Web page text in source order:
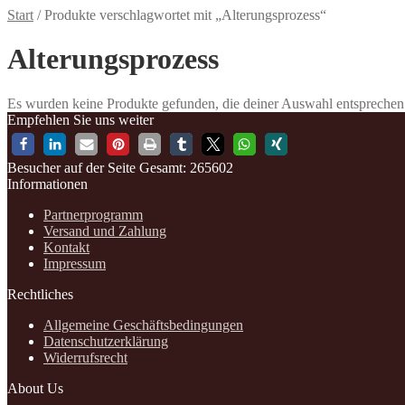
Start /Produkte verschlagwortet mit „Alterungsprozess“
Alterungsprozess
Es wurden keine Produkte gefunden, die deiner Auswahl
Empfehlen Sie uns weiter
Besucher auf der Seite Gesamt: 265602
Informationen
Partnerprogramm
Versand und Zahlung
Kontakt
Impressum
Rechtliches
Allgemeine Geschäftsbedingungen
Datenschutzerklärung
Widerrufsrecht
About Us